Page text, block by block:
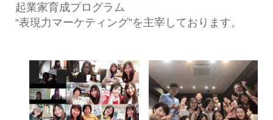
起業家育成プログラム
“表現力マーケティング”を主宰しております。